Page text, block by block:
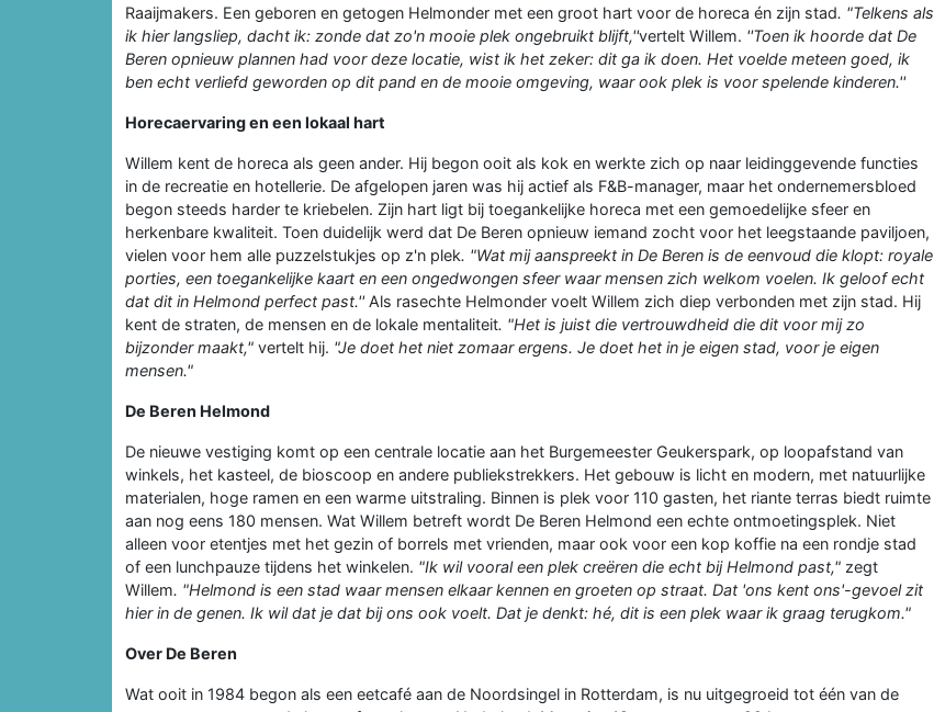
Raaijmakers. Een geboren en getogen Helmonder met een groot hart voor de horeca én zijn stad. "Telkens als
ik hier langsliep, dacht ik: zonde dat zo'n mooie plek ongebruikt blijft,''vertelt Willem. ''Toen ik hoorde dat De
Beren opnieuw plannen had voor deze locatie, wist ik het zeker: dit ga ik doen. Het voelde meteen goed, ik
ben echt verliefd geworden op dit pand en de mooie omgeving, waar ook plek is voor spelende kinderen.''
Horecaervaring en een lokaal hart
Willem kent de horeca als geen ander. Hij begon ooit als kok en werkte zich op naar leidinggevende functies
in de recreatie en hotellerie. De afgelopen jaren was hij actief als F&B-manager, maar het ondernemersbloed
begon steeds harder te kriebelen. Zijn hart ligt bij toegankelijke horeca met een gemoedelijke sfeer en
herkenbare kwaliteit. Toen duidelijk werd dat De Beren opnieuw iemand zocht voor het leegstaande paviljoen,
vielen voor hem alle puzzelstukjes op z'n plek. "Wat mij aanspreekt in De Beren is de eenvoud die klopt: royale
porties, een toegankelijke kaart en een ongedwongen sfeer waar mensen zich welkom voelen. Ik geloof echt
dat dit in Helmond perfect past.'' Als rasechte Helmonder voelt Willem zich diep verbonden met zijn stad. Hij
kent de straten, de mensen en de lokale mentaliteit. "Het is juist die vertrouwdheid die dit voor mij zo
bijzonder maakt," vertelt hij. "Je doet het niet zomaar ergens. Je doet het in je eigen stad, voor je eigen
mensen."
De Beren Helmond
De nieuwe vestiging komt op een centrale locatie aan het Burgemeester Geukerspark, op loopafstand van
winkels, het kasteel, de bioscoop en andere publiekstrekkers. Het gebouw is licht en modern, met natuurlijke
materialen, hoge ramen en een warme uitstraling. Binnen is plek voor 110 gasten, het riante terras biedt ruimte
aan nog eens 180 mensen. Wat Willem betreft wordt De Beren Helmond een echte ontmoetingsplek. Niet
alleen voor etentjes met het gezin of borrels met vrienden, maar ook voor een kop koffie na een rondje stad
of een lunchpauze tijdens het winkelen. "Ik wil vooral een plek creëren die echt bij Helmond past," zegt
Willem. "Helmond is een stad waar mensen elkaar kennen en groeten op straat. Dat 'ons kent ons'-gevoel zit
hier in de genen. Ik wil dat je dat bij ons ook voelt. Dat je denkt: hé, dit is een plek waar ik graag terugkom."
Over De Beren
Wat ooit in 1984 begon als een eetcafé aan de Noordsingel in Rotterdam, is nu uitgegroeid tot één van de